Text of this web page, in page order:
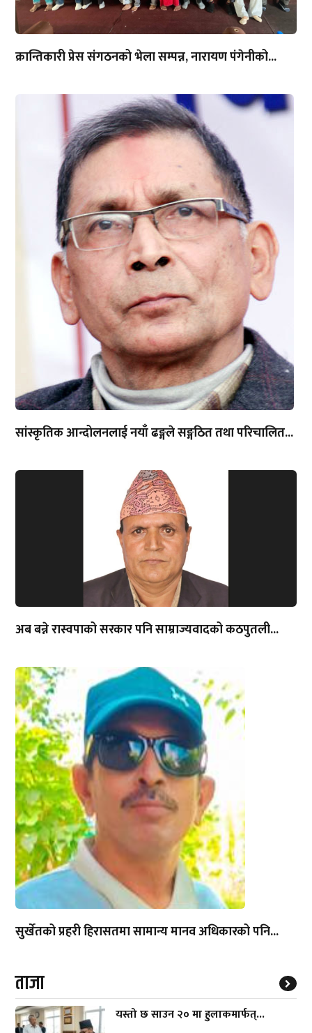
क्रान्तिकारी प्रेस संगठनको भेला सम्पन्न, नारायण पंगेनीको...
सांस्कृतिक आन्दोलनलाई नयाँ ढङ्गले सङ्गठित तथा परिचालित...
अब बन्ने रास्वपाको सरकार पनि साम्राज्यवादको कठपुतली...
सुर्खेतको प्रहरी हिरासतमा सामान्य मानव अधिकारको पनि...
ताजा
यस्तो छ साउन २० मा हुलाकमार्फत्...